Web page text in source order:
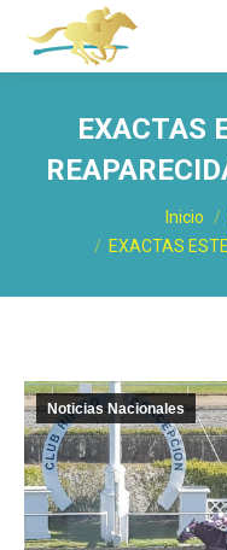
EXACTAS
Inicio
EXACTAS
Noticias Nacionales